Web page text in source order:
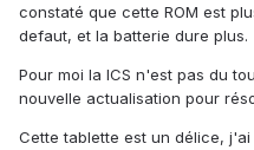
constaté que cette ROM est
defaut, et la batterie dure plus.
Pour moi la ICS n'est pas du
nouvelle actualisation pour
Cette tablette est un délice,